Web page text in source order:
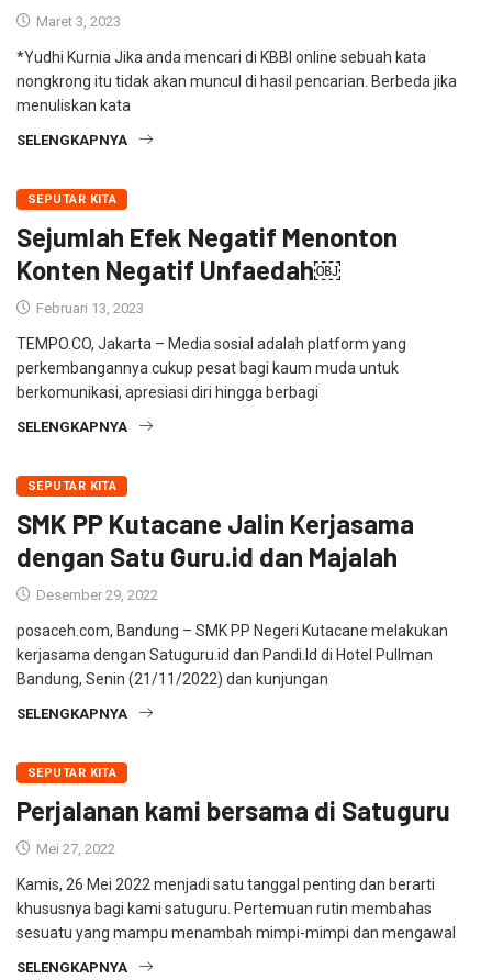
Maret 3, 2023
*Yudhi Kurnia Jika anda mencari di KBBI online sebuah kata
nongkrong itu tidak akan muncul di hasil pencarian. Berbeda jika
menuliskan kata
SELENGKAPNYA
SEPUTAR KITA
Sejumlah Efek Negatif Menonton
Konten Negatif Unfaedah￼
Februari 13, 2023
TEMPO.CO, Jakarta – Media sosial adalah platform yang
perkembangannya cukup pesat bagi kaum muda untuk
berkomunikasi, apresiasi diri hingga berbagi
SELENGKAPNYA
SEPUTAR KITA
SMK PP Kutacane Jalin Kerjasama
dengan Satu Guru.id dan Majalah
Desember 29, 2022
posaceh.com, Bandung – SMK PP Negeri Kutacane melakukan
kerjasama dengan Satuguru.id dan Pandi.Id di Hotel Pullman
Bandung, Senin (21/11/2022) dan kunjungan
SELENGKAPNYA
SEPUTAR KITA
Perjalanan kami bersama di Satuguru
Mei 27, 2022
Kamis, 26 Mei 2022 menjadi satu tanggal penting dan berarti
khususnya bagi kami satuguru. Pertemuan rutin membahas
sesuatu yang mampu menambah mimpi-mimpi dan mengawal
SELENGKAPNYA